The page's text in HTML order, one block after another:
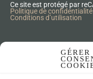
GÉRER
Ce site est protégé par
Politique de confidentialité
Conditions d’utilisation
Nos Produits